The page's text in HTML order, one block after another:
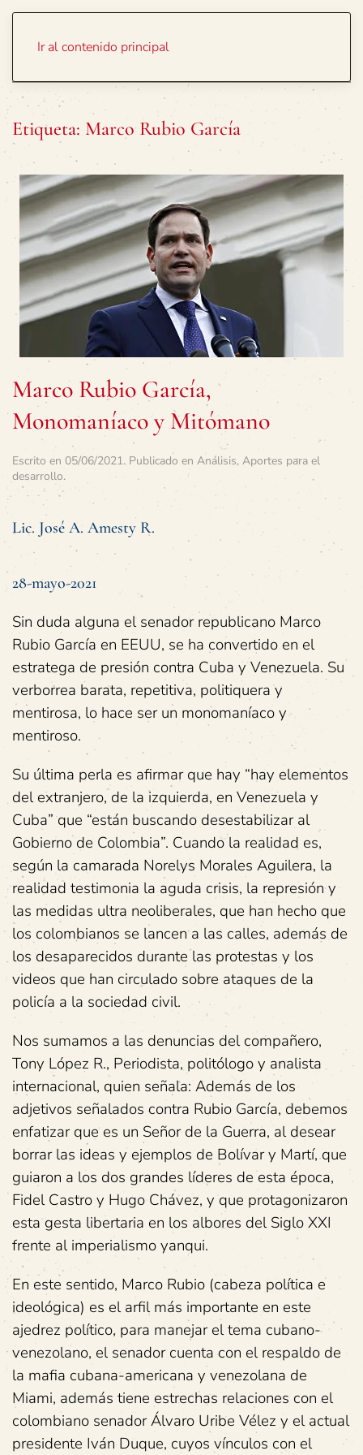
Ir al contenido principal
Etiqueta: Marco Rubio García
Marco Rubio García,
Monomaníaco y Mitómano
Escrito en 05/06/2021. Publicado en Análisis, Aportes para el
desarrollo.
Lic. José A. Amesty R.
28-mayo-2021
Sin duda alguna el senador republicano Marco
Rubio García en EEUU, se ha convertido en el
estratega de presión contra Cuba y Venezuela. Su
verborrea barata, repetitiva, politiquera y
mentirosa, lo hace ser un monomaníaco y
mentiroso.
Su última perla es afirmar que hay “hay elementos
del extranjero, de la izquierda, en Venezuela y
Cuba” que “están buscando desestabilizar al
Gobierno de Colombia”. Cuando la realidad es,
según la camarada Norelys Morales Aguilera, la
realidad testimonia la aguda crisis, la represión y
las medidas ultra neoliberales, que han hecho que
los colombianos se lancen a las calles, además de
los desaparecidos durante las protestas y los
videos que han circulado sobre ataques de la
policía a la sociedad civil.
Nos sumamos a las denuncias del compañero,
Tony López R., Periodista, politólogo y analista
internacional, quien señala: Además de los
adjetivos señalados contra Rubio García, debemos
enfatizar que es un Señor de la Guerra, al desear
borrar las ideas y ejemplos de Bolívar y Martí, que
guiaron a los dos grandes líderes de esta época,
Fidel Castro y Hugo Chávez, y que protagonizaron
esta gesta libertaria en los albores del Siglo XXI
frente al imperialismo yanqui.
En este sentido, Marco Rubio (cabeza política e
ideológica) es el arfil más importante en este
ajedrez político, para manejar el tema cubano-
venezolano, el senador cuenta con el respaldo de
la mafia cubana-americana y venezolana de
Miami, además tiene estrechas relaciones con el
colombiano senador Álvaro Uribe Vélez y el actual
presidente Iván Duque, cuyos vínculos con el